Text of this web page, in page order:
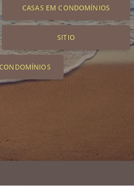
CASAS EM CONDOMÍNIOS
SITIO